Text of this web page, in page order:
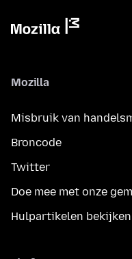
Mozilla
Misbruik van
Broncode
Twitter
Doe mee met onze
Hulpartikelen bekijken